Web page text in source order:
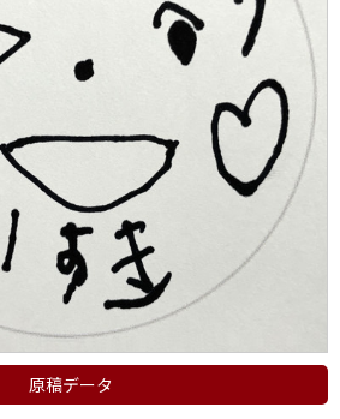
原稿データ